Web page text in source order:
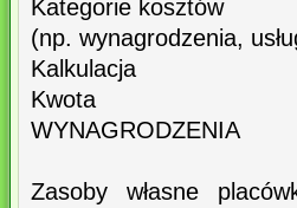
Kategorie kosztów
(np. wynagrodzenia,
Kalkulacja
Kwota
WYNAGRODZENIA
Zasoby własne